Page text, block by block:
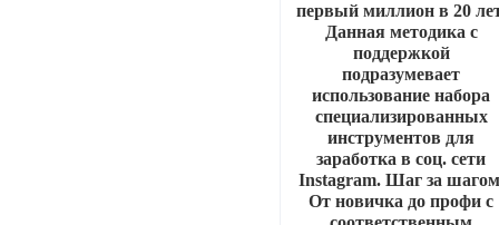
первый миллион в 20
Данная методика с
поддержкой
подразумевает
использование набора
специализированных
инструментов для
заработка в соц. сети
Instagram. Шаг за
От новичка до профи с